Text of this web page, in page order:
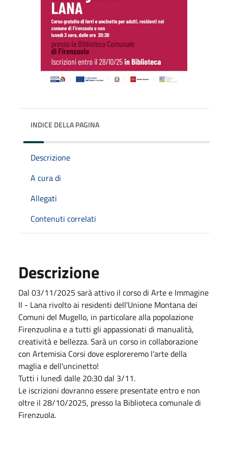
INDICE DELLA PAGINA
Descrizione
A cura di
Allegati
Contenuti correlati
Descrizione
Dal 03/11/2025 sarà attivo il corso di Arte e Immagine
II - Lana rivolto ai residenti dell'Unione Montana dei
Comuni del Mugello, in particolare alla popolazione
Firenzuolina e a tutti gli appassionati di manualità,
creatività e bellezza. Sarà un corso in collaborazione
con Artemisia Corsi dove esploreremo l'arte della
maglia e dell'uncinetto!
Tutti i lunedì dalle 20:30 dal 3/11.
Le iscrizioni dovranno essere presentate entro e non
oltre il 28/10/2025, presso la Biblioteca comunale di
Firenzuola.